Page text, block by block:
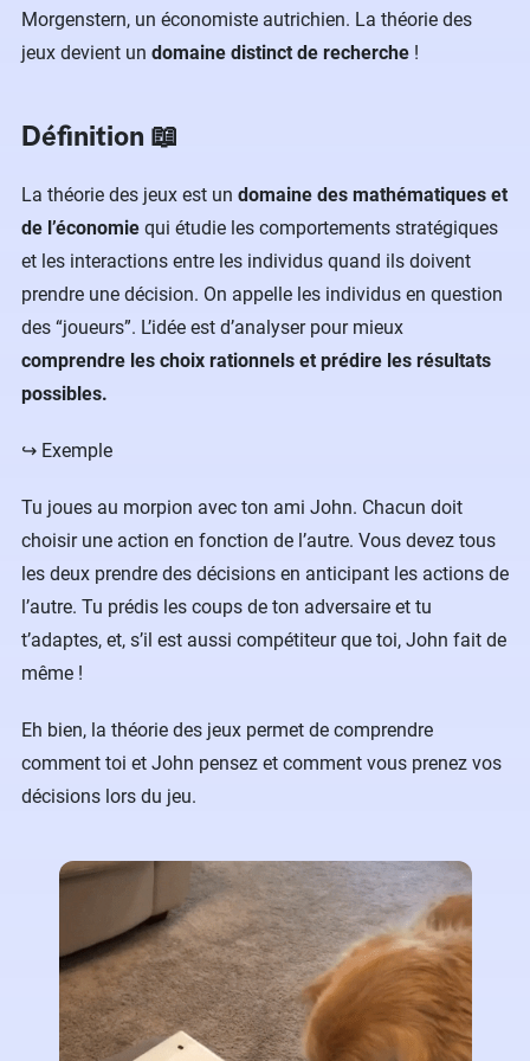
Morgenstern, un économiste autrichien. La théorie des
jeux devient un domaine distinct de recherche !
Définition 📖
La théorie des jeux est un domaine des mathématiques et
de l’économie qui étudie les comportements stratégiques
et les interactions entre les individus quand ils doivent
prendre une décision. On appelle les individus en question
des “joueurs”. L’idée est d’analyser pour mieux
comprendre les choix rationnels et prédire les résultats
possibles.
↪️ Exemple
Tu joues au morpion avec ton ami John. Chacun doit
choisir une action en fonction de l’autre. Vous devez tous
les deux prendre des décisions en anticipant les actions de
l’autre. Tu prédis les coups de ton adversaire et tu
t’adaptes, et, s’il est aussi compétiteur que toi, John fait de
même !
Eh bien, la théorie des jeux permet de comprendre
comment toi et John pensez et comment vous prenez vos
décisions lors du jeu.